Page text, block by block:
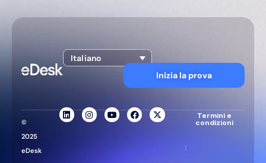
Italiano
Inizia la prova
©
2025
eDesk
Termini e
condizioni
|